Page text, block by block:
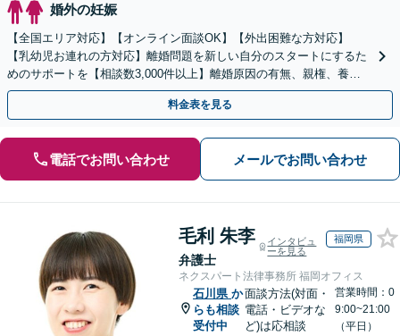
婚外の妊娠
【全国エリア対応】【オンライン面談OK】【外出困難な方対応】
【乳幼児お連れの方対応】離婚問題を新しい自分のスタートにするた
めのサポートを【相談数3,000件以上】離婚原因の有無、親権、養育
費、財産分与、慰謝料請求【夜間・休日相談可】
料金表を見る
電話でお問い合わせ メールでお問い合わせ
毛利 朱李
弁護士
インタビュ
ーを見る
福岡県
ネクスパート法律事務所 福岡オフィス
石川県 か
らも相談
受付中
面談方法(対面・
電話・ビデオな
ど)は応相談
営業時間：0
9:00~21:00
（平日）